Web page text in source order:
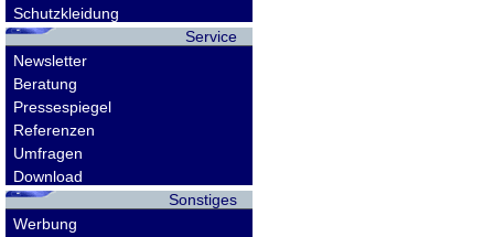
Schutzkleidung
Service
Newsletter
Beratung
Pressespiegel
Referenzen
Umfragen
Download
Sonstiges
Werbung